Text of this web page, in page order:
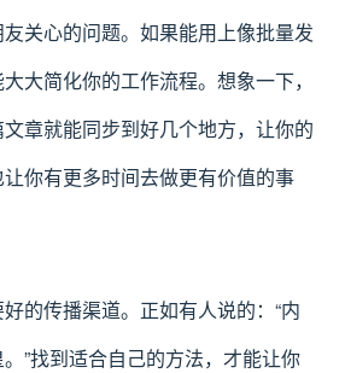
关心的问题。如果能用上像批量发
大简化你的工作流程。想象一下，
章就能同步到好几个地方，让你的
你有更多时间去做更有价值的事
的传播渠道。正如有人说的：“内
”找到适合自己的方法，才能让你